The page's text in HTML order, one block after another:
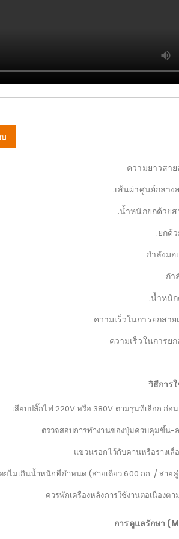
ความยาวสา
เส้นผ่าศูนย์กลาง
น้ำหนักยกด้วยส
ยกด้
กำลังมอ
กำ
น้ำหนัก
ความเร็วในการยกสา
ความเร็วในการย
วิธีการ
เสียบปลั๊กไฟ 220V หรือ 380V ตามรุ่นที่เลือก ก่อ
ตรวจสอบการทำงานของปุ่มควบคุมขึ้น-
แขวนรอกไว้กับคานหรือรางเ
ยไม่เกินน้ำหนักที่กำหนด (สายเดี่ยว 600 กก. / สายคู่
ควรพักเครื่องหลังการใช้งานต่อเนื่องต
การดูแลรักษา (